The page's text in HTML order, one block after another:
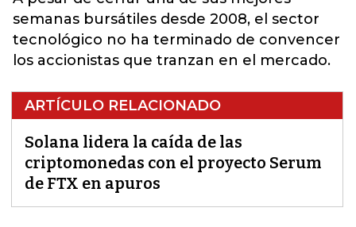
semanas bursátiles desde 2008, el sector
tecnológico no ha terminado de convencer
los accionistas que tranzan en el mercado.
ARTÍCULO RELACIONADO
Solana lidera la caída de las
criptomonedas con el proyecto Serum
de FTX en apuros